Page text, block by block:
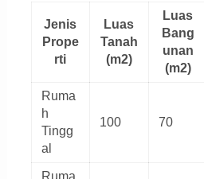
Jenis
Prope
rti
Luas
Tanah
(m2)
Luas
Bang
unan
(m2)
Ruma
h
Tingg
al
100 70
Ruma